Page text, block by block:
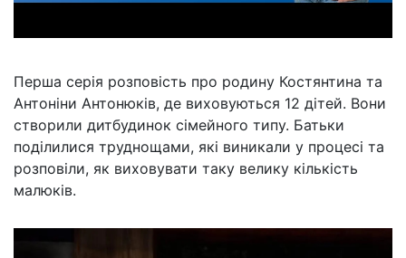
Перша серія розповість про родину Костянтина та
Антоніни Антонюків, де виховуються 12 дітей. Вони
створили дитбудинок сімейного типу. Батьки
поділилися труднощами, які виникали у процесі та
розповіли, як виховувати таку велику кількість
малюків.